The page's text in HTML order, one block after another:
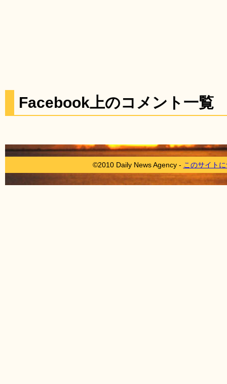
Facebook上のコメント一覧
©2010 Daily News Agency - このサイト